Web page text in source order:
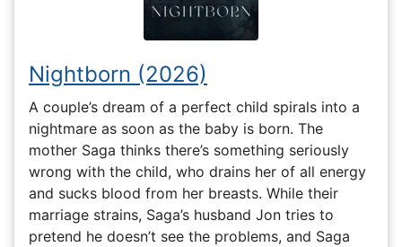
Nightborn (2026)
A couple’s dream of a perfect child spirals into a
nightmare as soon as the baby is born. The
mother Saga thinks there’s something seriously
wrong with the child, who drains her of all energy
and sucks blood from her breasts. While their
marriage strains, Saga’s husband Jon tries to
pretend he doesn’t see the problems, and Saga